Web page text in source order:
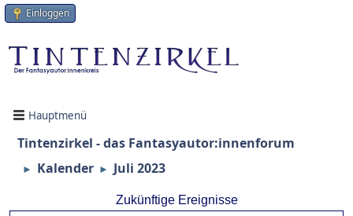
Einloggen
Hauptmenü
Tintenzirkel - das Fantasyautor:innenforum
► Kalender ► Juli 2023
Zukünftige Ereignisse